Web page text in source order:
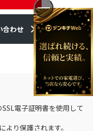
込む
無
無線(ワイヤレス)
合わせ
電子証明書を使用して
り保護されます。